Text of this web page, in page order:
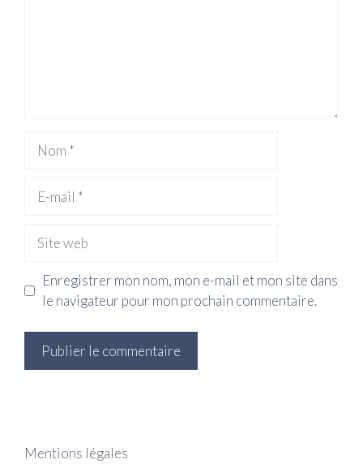
mail
web
Enregistrer mon nom, mon e-mail et mon site dans
le navigateur pour mon prochain commentaire.
Mentions légales